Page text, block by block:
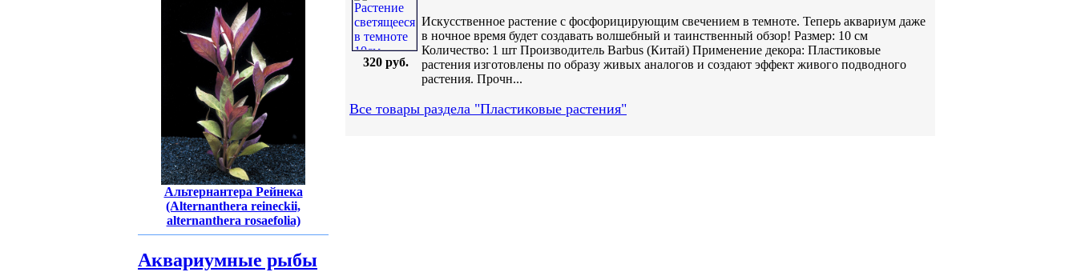
Альтернантера Рейнека
(Alternanthera reineckii,
alternanthera rosaefolia)
Аквариумные рыбы
320 руб.
Искусственное растение с фосфорицирующим свечением в темноте. Теперь аквариум даже
в ночное время будет создавать волшебный и таинственный обзор! Размер: 10 см
Количество: 1 шт Производитель Barbus (Китай) Применение декора: Пластиковые
растения изготовлены по образу живых аналогов и создают эффект живого подводного
растения. Прочн...
Все товары раздела "Пластиковые растения"